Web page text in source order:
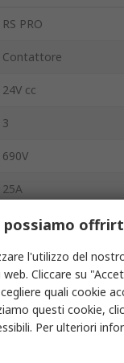
RS PRO
Contattore
24V cc
3
690V
25A
11kW
Elettromeccanico
Guida DIN
1 N/C
possiamo
l'utilizzo del
Cliccare su
quali cookie
questi cookie,
Per ulteriori